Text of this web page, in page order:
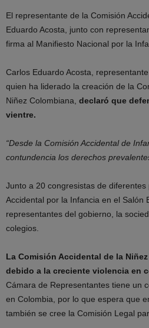
El representante de la Comisión
Eduardo Acosta, junto con
firma al Manifiesto Nacional por la
Carlos Eduardo Acosta,
quien ha liderado la creación de la
Niñez Colombiana, declaró que
vientre.
“Desde la Comisión Accidental de
contundencia los derechos
Junto a 20 congresistas de
Accidental por la Infancia en el Salón
representantes del gobierno, la
colegios.
La Comisión Accidental de la
debido a la creciente violencia en
Cámara de Representantes tiene un
en Colombia, por lo que espera que
también se cree la Comisión Legal